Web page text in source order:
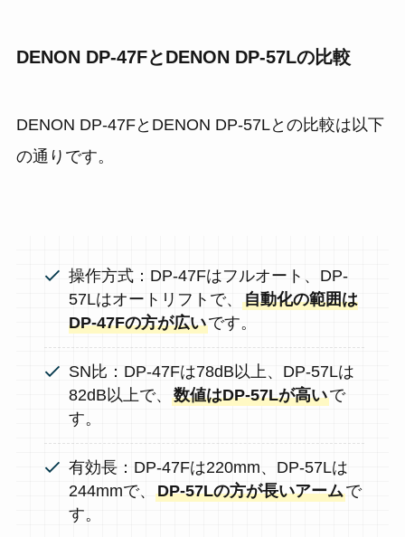
DENON DP-47FとDENON DP-57Lの比較
DENON DP-47FとDENON DP-57Lとの比較は以下
の通りです。
操作方式：DP-47Fはフルオート、DP-
57Lはオートリフトで、自動化の範囲は
DP-47Fの方が広いです。
SN比：DP-47Fは78dB以上、DP-57Lは
82dB以上で、数値はDP-57Lが高いで
す。
有効長：DP-47Fは220mm、DP-57Lは
244mmで、DP-57Lの方が長いアームで
す。